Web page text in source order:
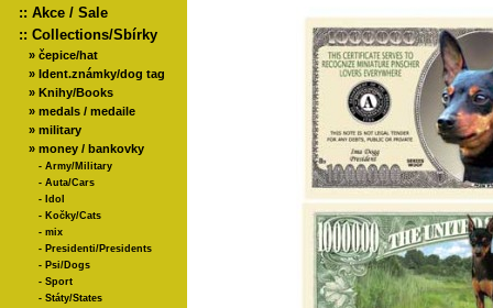
:: Akce / Sale
:: Collections/Sbírky
» čepice/hat
» Ident.známky/dog tag
» Knihy/Books
» medals / medaile
» military
» money / bankovky
- Army/Military
- Auta/Cars
- Idol
- Kočky/Cats
- mix
- Presidenti/Presidents
- Psi/Dogs
- Sport
- Státy/States